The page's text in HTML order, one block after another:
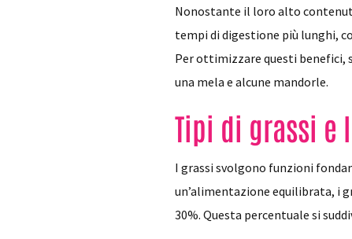
Nonostante il loro alto
tempi di digestione più lunghi,
Per ottimizzare questi benefici,
una mela e alcune mandorle.
Tipi di grassi e
I grassi svolgono funzioni
un’alimentazione equilibrata, i
30%. Questa percentuale si